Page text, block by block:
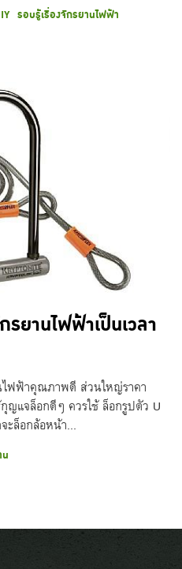
รอบรู้เรื่องจักรยานไฟฟ้า
ยานไฟฟ้าเป็นเวลา
ฟฟ้าคุณภาพดี ส่วนใหญ่ราคา
แจล็อกดีๆ ควรใช้ ล็อกรูปตัว U
ล็อกล้อหน้า...